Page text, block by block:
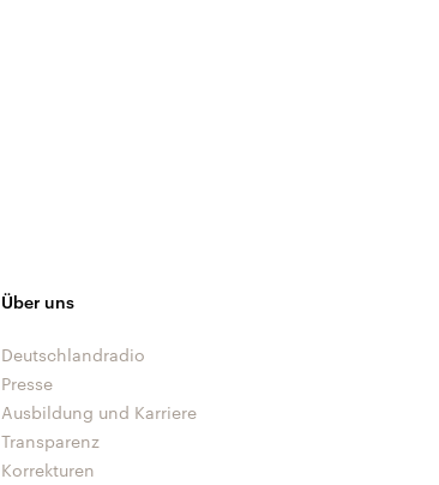
Über uns
Deutschlandradio
Presse
Ausbildung und Karriere
Transparenz
Korrekturen